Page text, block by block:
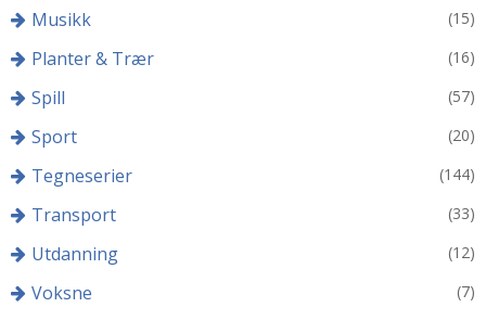
Musikk (15)
Planter & Trær (16)
Spill (57)
Sport (20)
Tegneserier (144)
Transport (33)
Utdanning (12)
Voksne (7)